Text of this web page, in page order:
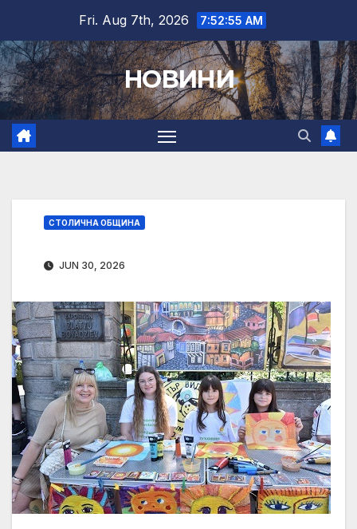
content
Fri. Aug 7th, 2026 7:52:56 AM
НОВИНИ
СТОЛИЧНА ОБЩИНА
JUN 30, 2026